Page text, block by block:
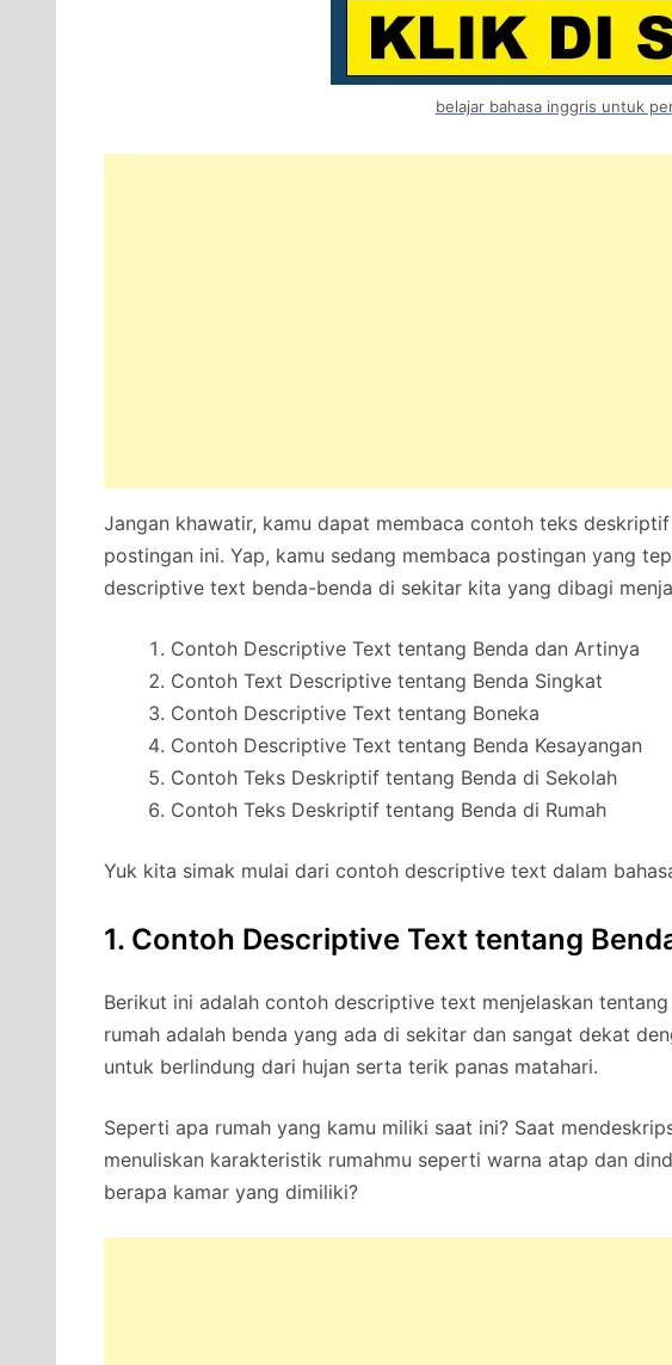
belajar bahasa inggris untuk
Jangan khawatir, kamu dapat membaca contoh teks
postingan ini. Yap, kamu sedang membaca postingan yang
descriptive text benda-benda di sekitar kita yang dibagi
Contoh Descriptive Text tentang Benda dan Artinya
Contoh Text Descriptive tentang Benda Singkat
Contoh Descriptive Text tentang Boneka
Contoh Descriptive Text tentang Benda Kesayangan
Contoh Teks Deskriptif tentang Benda di Sekolah
Contoh Teks Deskriptif tentang Benda di Rumah
Yuk kita simak mulai dari contoh descriptive text dalam
1. Contoh Descriptive Text tentang
Berikut ini adalah contoh descriptive text menjelaskan
rumah adalah benda yang ada di sekitar dan sangat dekat
untuk berlindung dari hujan serta terik panas matahari.
Seperti apa rumah yang kamu miliki saat ini? Saat
menuliskan karakteristik rumahmu seperti warna atap dan
berapa kamar yang dimiliki?